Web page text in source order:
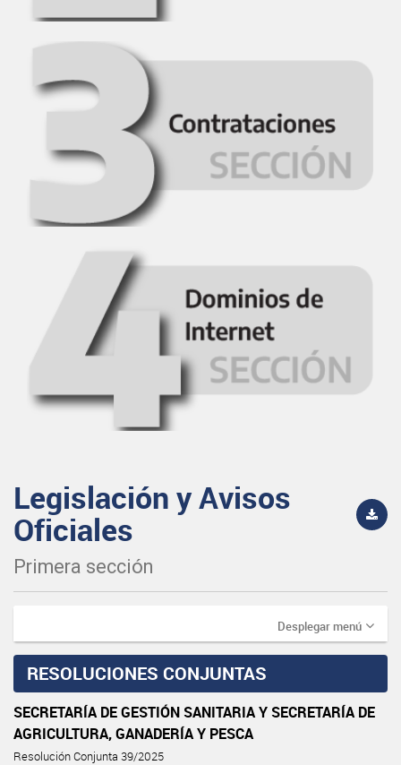
Legislación y Avisos
Oficiales
Primera sección
Desplegar menú
RESOLUCIONES CONJUNTAS
SECRETARÍA DE GESTIÓN SANITARIA Y SECRETARÍA DE
AGRICULTURA, GANADERÍA Y PESCA
Resolución Conjunta 39/2025